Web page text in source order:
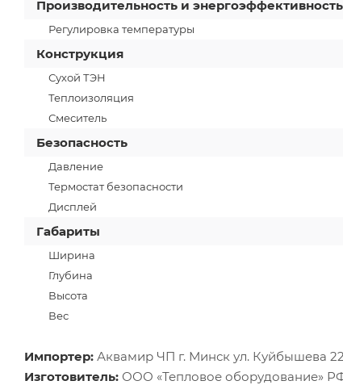
Производительность и энергоэффективность
Регулировка температуры
Конструкция
Сухой ТЭН
Теплоизоляция
Смеситель
Безопасность
Давление
Термостат безопасности
Дисплей
Габариты
Ширина
Глубина
Высота
Вес
Импортер: Аквамир ЧП г. Минск ул. Куйбышева
Изготовитель: ООО «Тепловое оборудование»